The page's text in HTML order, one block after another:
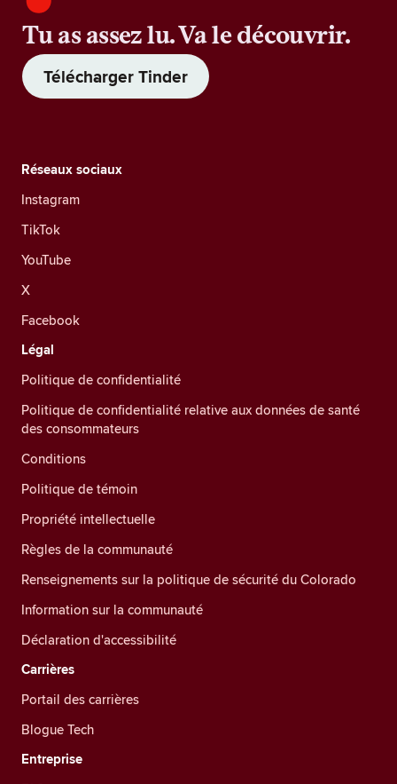
Tu as assez lu. Va le découvrir.
Télécharger Tinder
Réseaux sociaux
Instagram
TikTok
YouTube
X
Facebook
Légal
Politique de confidentialité
Politique de confidentialité relative aux données de santé
des consommateurs
Conditions
Politique de témoin
Propriété intellectuelle
Règles de la communauté
Renseignements sur la politique de sécurité du Colorado
Information sur la communauté
Déclaration d'accessibilité
Carrières
Portail des carrières
Blogue Tech
Entreprise